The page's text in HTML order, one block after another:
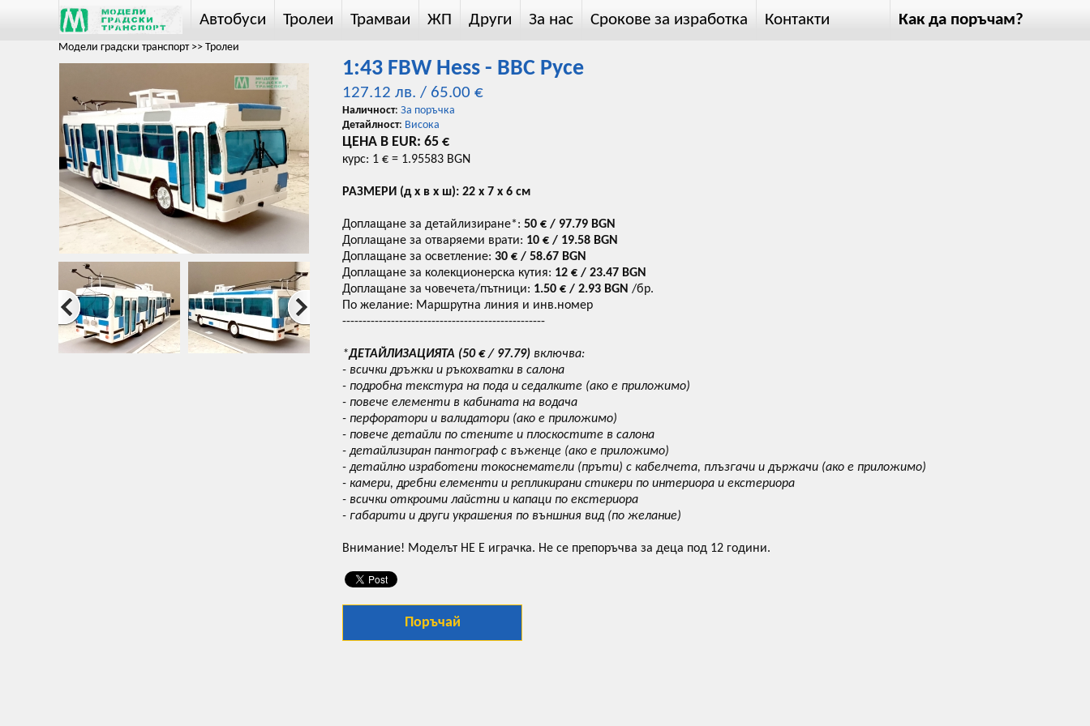
Автобуси Тролеи Трамваи ЖП Други За нас Срокове за изработка Контакти Как да поръчам?
Модели градски транспорт>> Тролеи
1:43 FBW Hess - BBC Русе
127.12 лв. / 65.00 €
Наличност: За поръчка
Детайлност: Висока
ЦЕНА В EUR: 65 €
курс: 1 € = 1.95583 BGN
РАЗМЕРИ (д х в х ш): 22 х 7 х 6 см
Доплащане за детайлизиране*: 50 € / 97.79 BGN
Доплащане за отваряеми врати: 10 € / 19.58 BGN
Доплащане за осветление: 30 € / 58.67 BGN
Доплащане за колекционерска кутия: 12 € / 23.47 BGN
Доплащане за човечета/пътници: 1.50 € / 2.93 BGN /бр.
По желание: Маршрутна линия и инв.номер
--------------------------------------------------
*ДЕТАЙЛИЗАЦИЯТА (50€ / 97.79) включва:
- всички дръжки и ръкохватки в салона
- подробна текстура на пода и седалките (ако е приложимо)
- повече елементи в кабината на водача
- перфоратори и валидатори (ако е приложимо)
- повече детайли по стените и плоскостите в салона
- детайлизиран пантограф с въженце (ако е приложимо)
- детайлно изработени токоснематели (пръти) с кабелчета, плъзгачи и държачи (ако е приложимо)
- камери, дребни елементи и репликирани стикери по интериора и екстериора
- всички откроими лайстни и капаци по екстериора
- габарити и други украшения по външния вид (по желание)
Внимание! Моделът НЕ Е играчка. Не се препоръчва за деца под 12 години.
Поръчай